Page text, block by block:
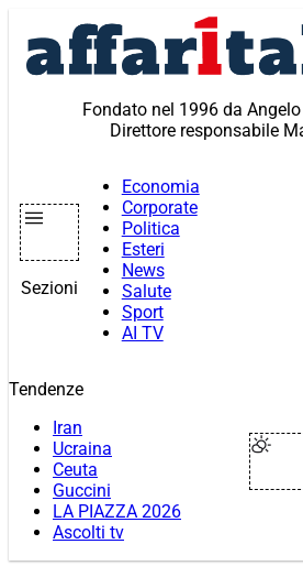
contenuto
Fondato nel 1996 da
Direttore responsabile
Sezioni
Economia
Corporate
Politica
Esteri
News
Salute
Sport
AI TV
Tendenze
Iran
Ucraina
Ceuta
Guccini
LA PIAZZA 2026
Ascolti tv